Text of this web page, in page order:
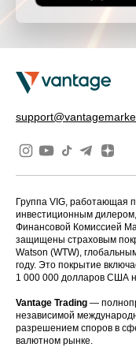
Группа VIG, работающая
инвестиционным
Финансовой Комиссией
защищены страховым
Watson (WTW),
году. Это покрытие
1 000 000 долларов США
Vantage Trading —
независимой
разрешением споров в
валютном рынке.